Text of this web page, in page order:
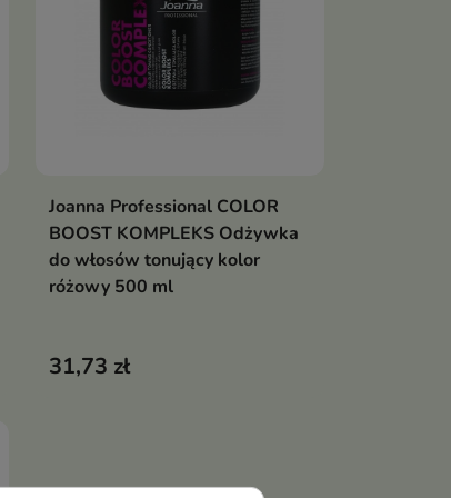
Dodaj do koszyka
Joanna Professional COLOR
BOOST KOMPLEKS Odżywka
do włosów tonujący kolor
różowy 500 ml
31,73 zł